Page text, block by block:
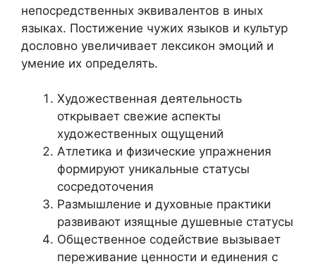
непосредственных эквивалентов в иных
языках. Постижение чужих языков и культур
дословно увеличивает лексикон эмоций и
умение их определять.
Художественная деятельность
открывает свежие аспекты
художественных ощущений
Атлетика и физические упражнения
формируют уникальные статусы
сосредоточения
Размышление и духовные практики
развивают изящные душевные статусы
Общественное содействие вызывает
переживание ценности и единения с